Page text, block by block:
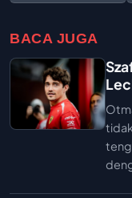
BACA JUGA